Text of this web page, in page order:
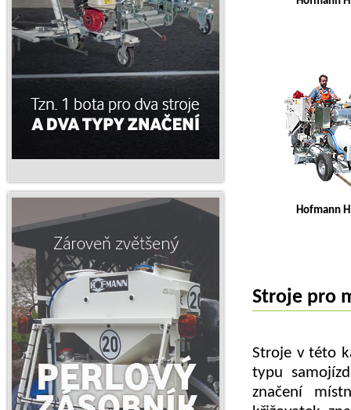
Hofmann
Stroje pro
Stroje v této
typu
značení